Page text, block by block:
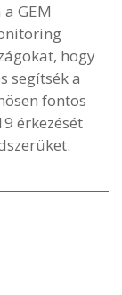
GEM
hogy
segítsék a
fontos
érkezését